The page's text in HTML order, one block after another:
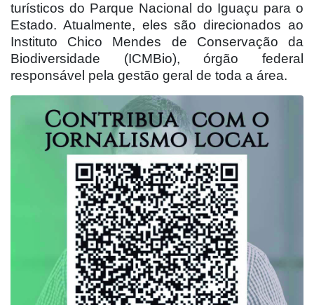
turísticos do Parque Nacional do Iguaçu para o
Estado. Atualmente, eles são direcionados ao
Instituto Chico Mendes de Conservação da
Biodiversidade (ICMBio), órgão federal
responsável pela gestão geral de toda a área.